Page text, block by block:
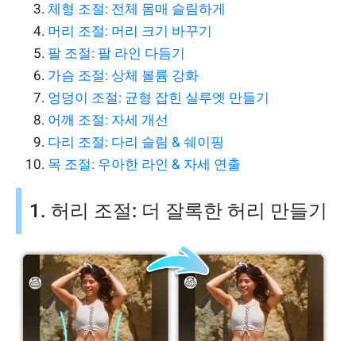
체형 조절: 전체 몸매 슬림하게
머리 조절: 머리 크기 바꾸기
팔 조절: 팔 라인 다듬기
가슴 조절: 상체 볼륨 강화
엉덩이 조절: 균형 잡힌 실루엣 만들기
어깨 조절: 자세 개선
다리 조절: 다리 슬림 & 쉐이핑
목 조절: 우아한 라인 & 자세 연출
1. 허리 조절: 더 잘록한 허리 만들기